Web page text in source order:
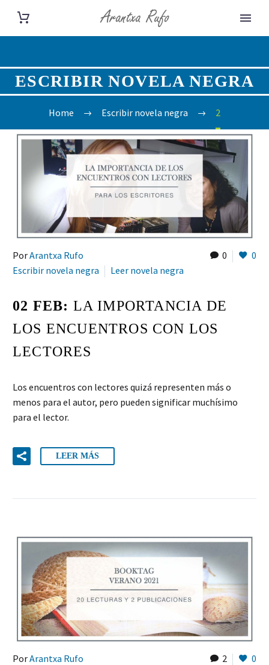
ESCRIBIR NOVELA NEGRA
Home Escribir novela negra 2
0 0
PorArantxa Rufo
Escribir novela negra
Leer novela negra
02 FEB: LA IMPORTANCIA DE
LOS ENCUENTROS CON LOS
LECTORES
Los encuentros con lectores quizá representen más o
menos para el autor, pero pueden significar muchísimo
para el lector.
LEER MÁS
2 0
PorArantxa Rufo